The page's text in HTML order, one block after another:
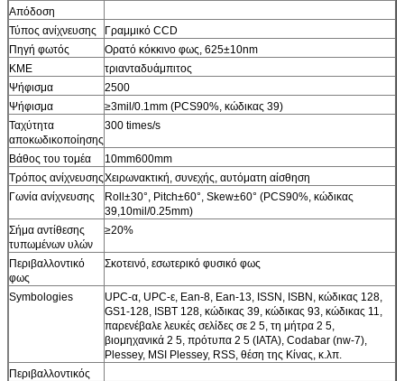
Απόδοση
Τύπος ανίχνευσης
Γραμμικό CCD
Πηγή φωτός
Ορατό κόκκινο φως, 625±10nm
ΚΜΕ
τριανταδυάμπιτος
Ψήφισμα
2500
Ψήφισμα
≥3mil/0.1mm (PCS90%, κώδικας 39)
Ταχύτητα
αποκωδικοποίησης
300 times/s
Βάθος του τομέα
10mm600mm
Τρόπος ανίχνευσηςΧειρωνακτική, συνεχής, αυτόματη αίσθηση
Γωνία ανίχνευσης
Roll±30°, Pitch±60°, Skew±60° (PCS90%, κώδικας
39,10mil/0.25mm)
Σήμα αντίθεσης
τυπωμένων υλών
≥20%
Περιβαλλοντικό
φως
Σκοτεινό, εσωτερικό φυσικό φως
Symbologies
UPC-α, UPC-ε, Ean-8, Ean-13, ISSN, ISBN, κώδικας 128,
GS1-128, ISBT 128, κώδικας 39, κώδικας 93, κώδικας 11,
παρενέβαλε λευκές σελίδες σε 2 5, τη μήτρα 2 5,
βιομηχανικά 2 5, πρότυπα 2 5 (IATA), Codabar (nw-7),
Plessey, MSI Plessey, RSS, θέση της Κίνας, κ.λπ.
Περιβαλλοντικός